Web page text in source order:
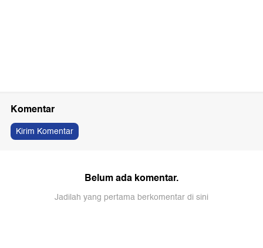
Komentar
Kirim Komentar
Belum ada komentar.
Jadilah yang pertama berkomentar di sini